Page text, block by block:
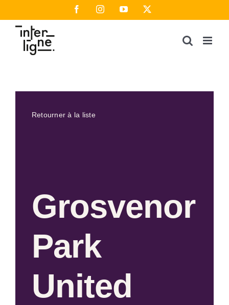
au
contenu
FacebookInstagramYouTube
Retourner à la liste
Grosvenor
Park
United